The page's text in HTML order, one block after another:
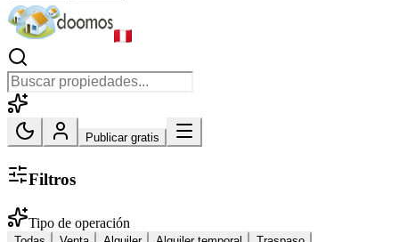
Publicar gratis
Filtros
Tipo de operación